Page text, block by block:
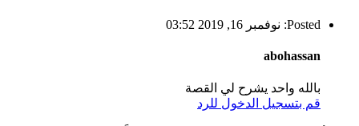
Posted: نوفمبر 16, 2019 03:52
abohassan
بالله واحد يشرح لي القصة
قم بتسجيل الدخول للرد